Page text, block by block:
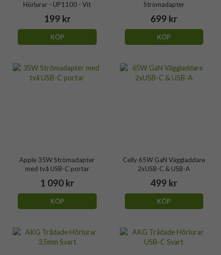
Hörlurar - UP1100 - Vit
199 kr
KÖP
Strömadapter
699 kr
KÖP
Apple 35W Strömadapter
med två USB-C portar
1 090 kr
KÖP
Celly 65W GaN Väggladdare
2xUSB-C & USB-A
499 kr
KÖP